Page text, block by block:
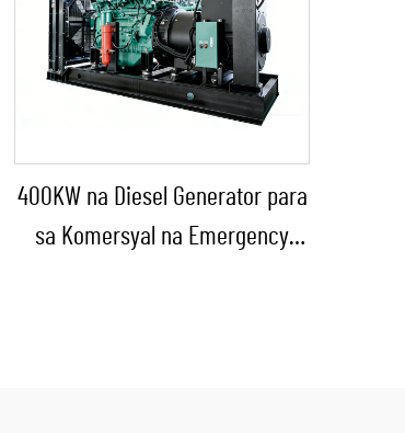
400KW na Diesel Generator para
sa Komersyal na Emergency